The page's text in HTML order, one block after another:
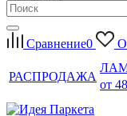
Сравнение0
РАСПРОДАЖА
от